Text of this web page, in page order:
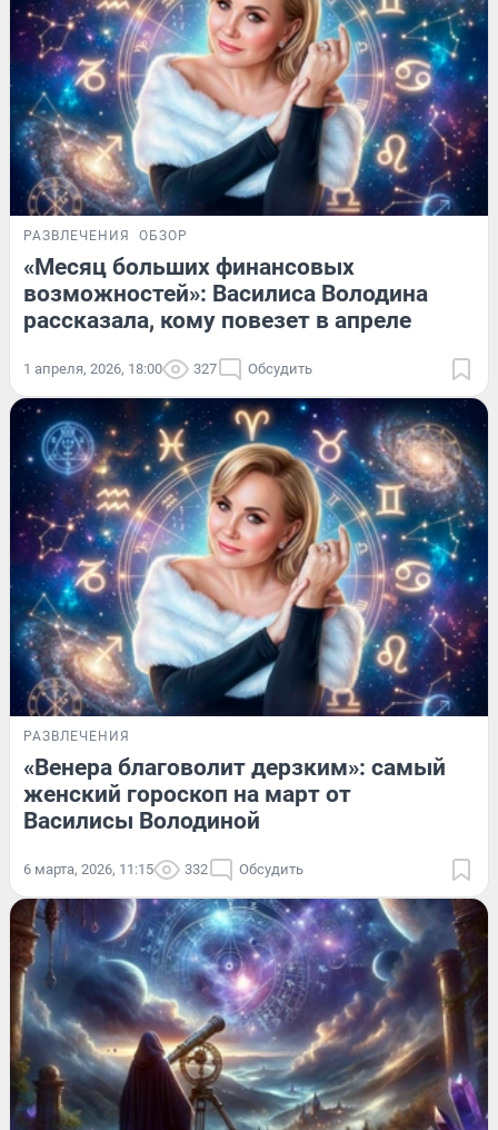
РАЗВЛЕЧЕНИЯ ОБЗОР
«Месяц больших финансовых
возможностей»: Василиса Володина
рассказала, кому повезет в апреле
1 апреля, 2026, 18:00 327 Обсудить
РАЗВЛЕЧЕНИЯ
«Венера благоволит дерзким»: самый
женский гороскоп на март от
Василисы Володиной
6 марта, 2026, 11:15 332 Обсудить